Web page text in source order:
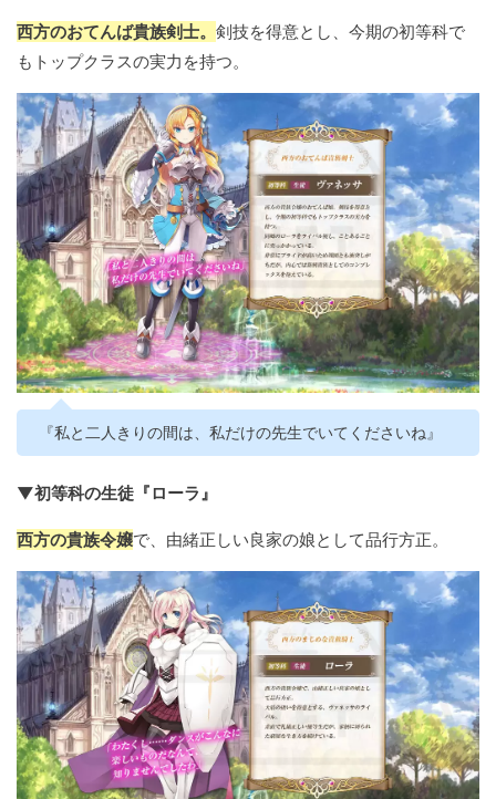
西方のおてんば貴族剣士。 剣技を得意とし、今期の初等科で
もトップクラスの実力を持つ。
『私と二人きりの間は、私だけの先生でいてくださいね』
▼初等科の生徒『ローラ』
西方の貴族令嬢で、由緒正しい良家の娘として品行方正。